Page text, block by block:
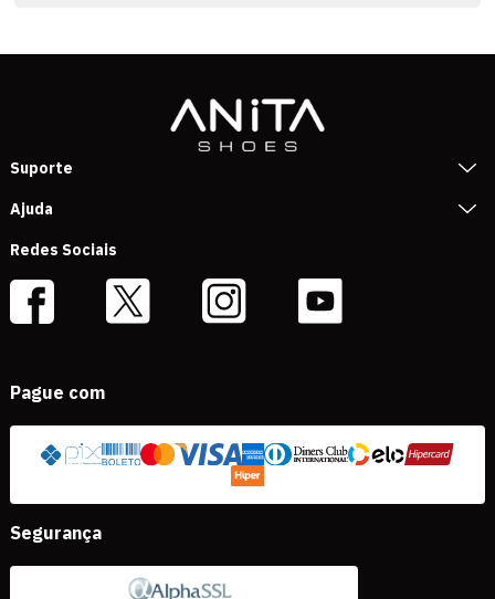
Suporte
Ajuda
Redes Sociais
Pague com
Segurança